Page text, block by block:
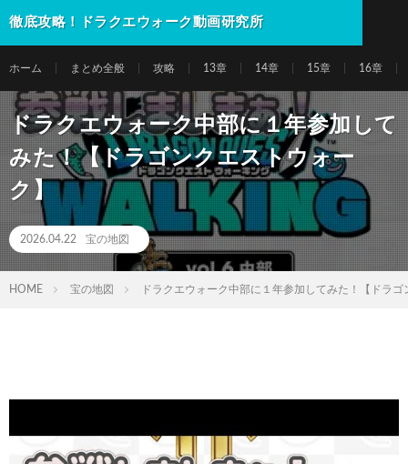
徹底攻略！ドラクエウォーク動画研究所
ホーム まとめ全般 攻略 13章 14章 15章 16章
ドラクエウォーク中部に１年参加して
みた！【ドラゴンクエストウォー
ク】
2026.04.22 宝の地図
HOME 宝の地図 ドラクエウォーク中部に１年参加してみた！【ドラ